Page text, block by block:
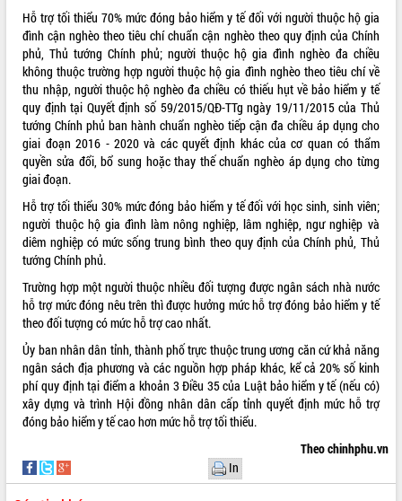
THỐNG KÊ TRUY CẬP
Hôm nay: 5388
Tất cả:
66091056
Hỗ trợ tối thiểu 70% mức đóng bảo hiểm y tế đối với người thuộc hộ gia
đình cận nghèo theo tiêu chí chuẩn cận nghèo theo quy định của Chính
phủ, Thủ tướng Chính phủ; người thuộc hộ gia đình nghèo đa chiều
không thuộc trường hợp người thuộc hộ gia đình nghèo theo tiêu chí về
thu nhập, người thuộc hộ nghèo đa chiều có thiếu hụt về bảo hiểm y tế
quy định tại Quyết định số 59/2015/QĐ-TTg ngày 19/11/2015 của Thủ
tướng Chính phủ ban hành chuẩn nghèo tiếp cận đa chiều áp dụng cho
giai đoạn 2016 - 2020 và các quyết định khác của cơ quan có thẩm
quyền sửa đổi, bổ sung hoặc thay thế chuẩn nghèo áp dụng cho từng
giai đoạn.
Hỗ trợ tối thiểu 30% mức đóng bảo hiểm y tế đối với học sinh, sinh viên;
người thuộc hộ gia đình làm nông nghiệp, lâm nghiệp, ngư nghiệp và
diêm nghiệp có mức sống trung bình theo quy định của Chính phủ, Thủ
tướng Chính phủ.
Trường hợp một người thuộc nhiều đối tượng được ngân sách nhà nước
hỗ trợ mức đóng nêu trên thì được hưởng mức hỗ trợ đóng bảo hiểm y tế
theo đối tượng có mức hỗ trợ cao nhất.
Ủy ban nhân dân tỉnh, thành phố trực thuộc trung ương căn cứ khả năng
ngân sách địa phương và các nguồn hợp pháp khác, kể cả 20% số kinh
phí quy định tại điểm a khoản 3 Điều 35 của Luật bảo hiểm y tế (nếu có)
xây dựng và trình Hội đồng nhân dân cấp tỉnh quyết định mức hỗ trợ
đóng bảo hiểm y tế cao hơn mức hỗ trợ tối thiểu.
Theo chinhphu.vn
In